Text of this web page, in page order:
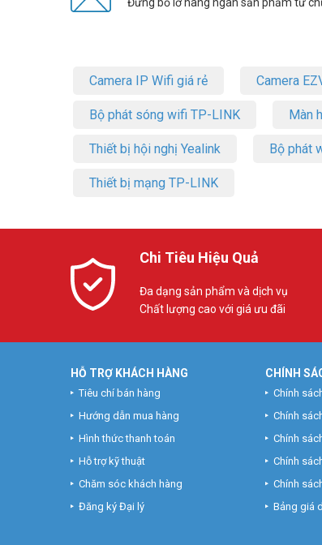
Camera IP Wifi giá rẻ Camera
Bộ phát sóng wifi TP-LINK Màn
Thiết bị hội nghị Yealink Bộ phát
Thiết bị mạng TP-LINK
Chi Tiêu Hiệu Quả
Đa dạng sản phẩm và dịch vụ
Chất lượng cao với giá ưu đãi
HỖ TRỢ KHÁCH HÀNG
Tiêu chí bán hàng
Hướng dẫn mua hàng
Hình thức thanh toán
Hỗ trợ kỹ thuật
Chăm sóc khách hàng
Đăng ký Đại lý
CHÍNH
Chính
Chính
Chính
Chính
Chính
Bảng giá